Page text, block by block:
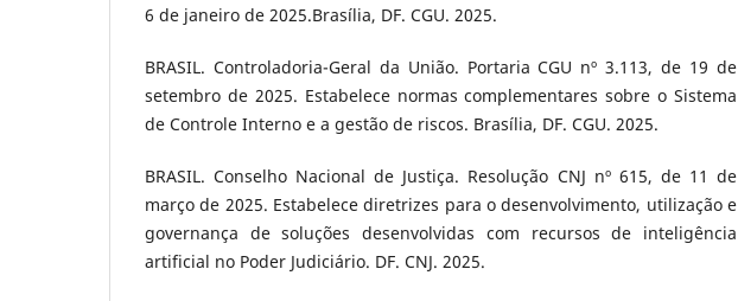
6 de janeiro de 2025.Brasília, DF. CGU. 2025.
BRASIL. Controladoria-Geral da União. Portaria CGU nº 3.113, de 19 de
setembro de 2025. Estabelece normas complementares sobre o Sistema
de Controle Interno e a gestão de riscos. Brasília, DF. CGU. 2025.
BRASIL. Conselho Nacional de Justiça. Resolução CNJ nº 615, de 11 de
março de 2025. Estabelece diretrizes para o desenvolvimento, utilização e
governança de soluções desenvolvidas com recursos de inteligência
artificial no Poder Judiciário. DF. CNJ. 2025.